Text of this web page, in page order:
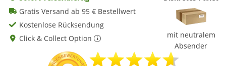
Gratis Versand ab 95 € Bestellwert
Kostenlose Rücksendung
Click & Collect Option
mit neutralem
Absender